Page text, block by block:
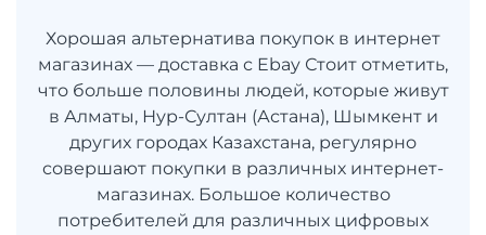
Хорошая альтернатива покупок в интернет
магазинах — доставка с Ebay Стоит отметить,
что больше половины людей, которые живут
в Алматы, Нур-Султан (Астана), Шымкент и
других городах Казахстана, регулярно
совершают покупки в различных интернет-
магазинах. Большое количество
потребителей для различных цифровых